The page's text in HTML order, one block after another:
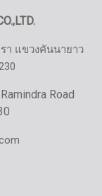
า แขวงคันนายาว
Road